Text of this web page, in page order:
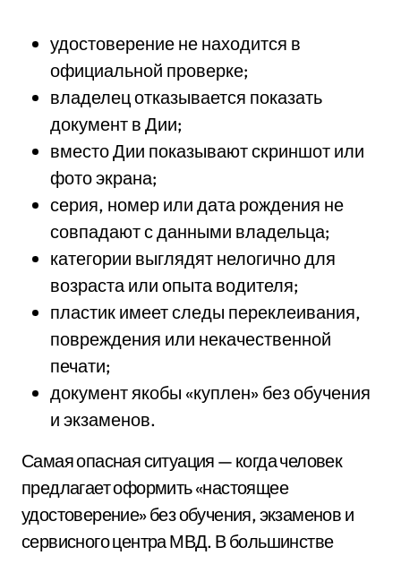
удостоверение не находится в
официальной проверке;
владелец отказывается показать
документ в Дии;
вместо Дии показывают скриншот или
фото экрана;
серия, номер или дата рождения не
совпадают с данными владельца;
категории выглядят нелогично для
возраста или опыта водителя;
пластик имеет следы переклеивания,
повреждения или некачественной
печати;
документ якобы «куплен» без обучения
и экзаменов.
Самая опасная ситуация — когда человек
предлагает оформить «настоящее
удостоверение» без обучения, экзаменов и
сервисного центра МВД. В большинстве